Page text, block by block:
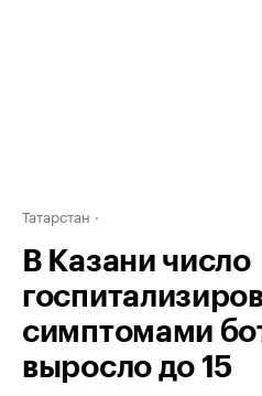
Татарстан
В Казани число
симптомами
выросло до 15